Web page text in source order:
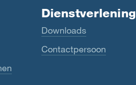
Dienstverlening
Downloads
Contactpersoon